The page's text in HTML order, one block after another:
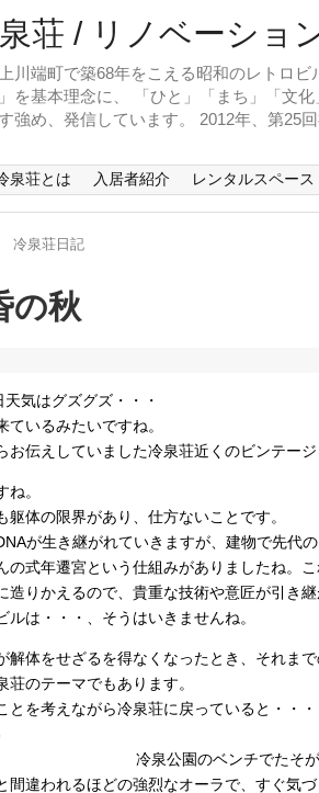
川端町で築68年をこえる昭和のレトロ
を基本理念に、 「ひと」「まち」「文
強め、発信しています。 2012年、第25
泉荘とは 入居者紹介 レンタルスペース
冷泉荘日記
の秋
天気はグズグズ・・・
ているみたいですね。
お伝えしていました冷泉荘近くのビンテー
ね。
躯体の限界があり、仕方ないことです。
が生き継がれていきますが、建物で先代
の式年遷宮という仕組みがありましたね。
造りかえるので、貴重な技術や意匠が引き継
ルは・・・、そうはいきませんね。
解体をせざるを得なくなったとき、それま
荘のテーマでもあります。
とを考えながら冷泉荘に戻っていると・・・
冷泉公園のベンチでたそ
間違われるほどの強烈なオーラで、すぐ気づ